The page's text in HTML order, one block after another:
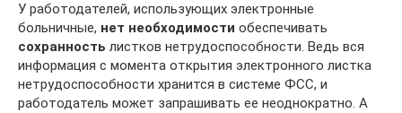
У работодателей, использующих электронные
больничные, нет необходимости обеспечивать
сохранность листков нетрудоспособности. Ведь вся
информация с момента открытия электронного листка
нетрудоспособности хранится в системе ФСС, и
работодатель может запрашивать ее неоднократно. А